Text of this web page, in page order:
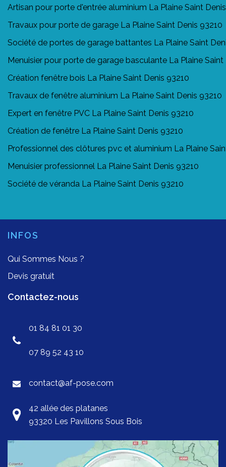
Artisan pour porte d'entrée aluminium La Plaine Saint
Travaux pour porte de garage La Plaine Saint Denis 93210
Société de portes de garage battantes La Plaine Saint
Menuisier pour porte de garage basculante La Plaine Saint
Création fenêtre bois La Plaine Saint Denis 93210
Travaux de fenêtre aluminium La Plaine Saint Denis 93210
Expert en fenêtre PVC La Plaine Saint Denis 93210
Création de fenêtre La Plaine Saint Denis 93210
Professionnel des clôtures pvc et aluminium La Plaine
Menuisier professionnel La Plaine Saint Denis 93210
Société de véranda La Plaine Saint Denis 93210
INFOS
Qui Sommes Nous ?
Devis gratuit
Contactez-nous
01 84 81 01 30
07 89 52 43 10
contact@af-pose.com
42 allée des platanes
93320 Les Pavillons Sous Bois